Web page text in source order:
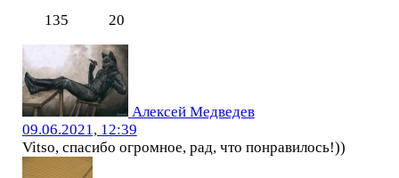
135
20
Алексей Медведев
09.06.2021, 12:39
Vitso, спасибо огромное, рад, что понравилось!))